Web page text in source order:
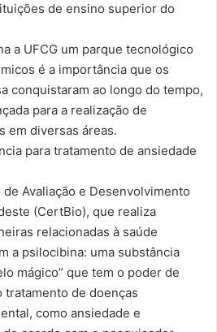
de ensino superior do
a UFCG um parque tecnológico
é a importância que os
conquistaram ao longo do tempo,
para a realização de
em diversas áreas.
para tratamento de ansiedade
Avaliação e Desenvolvimento
(CertBio), que realiza
relacionadas à saúde
a psilocibina: uma substância
mágico” que tem o poder de
tratamento de doenças
como ansiedade e